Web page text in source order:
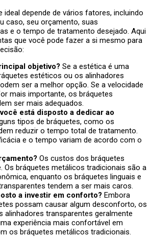
ideal depende de vários fatores, incluindo
caso, seu orçamento, suas
e o tempo de tratamento desejado. Aqui
que você pode fazer a si mesmo para
objetivo? Se a estética é uma
estéticos ou os alinhadores
ser a melhor opção. Se a velocidade
mais importante, os bráquetes
ser mais adequados.
está disposto a dedicar ao
tipos de bráquetes, como os
reduzir o tempo total de tratamento.
e o tempo variam de acordo com o
Os custos dos bráquetes
Os bráquetes metálicos tradicionais são a
enquanto os bráquetes linguais e
tendem a ser mais caros.
a investir em conforto? Embora
possam causar algum desconforto, os
alinhadores transparentes geralmente
experiência mais confortável em
os bráquetes metálicos tradicionais.